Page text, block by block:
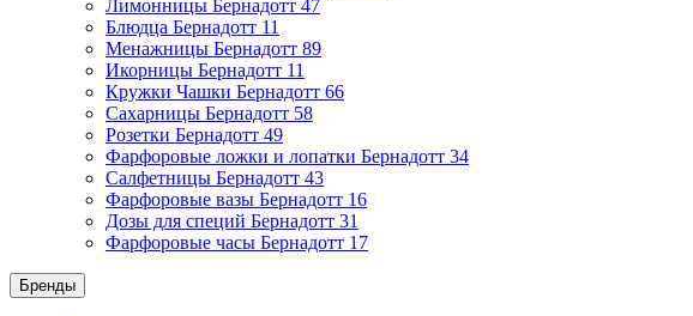
Лимонницы Бернадотт 47
Блюдца Бернадотт 11
Менажницы Бернадотт 89
Икорницы Бернадотт 11
Кружки Чашки Бернадотт 66
Сахарницы Бернадотт 58
Розетки Бернадотт 49
Фарфоровые ложки и лопатки Бернадотт 34
Салфетницы Бернадотт 43
Фарфоровые вазы Бернадотт 16
Дозы для специй Бернадотт 31
Фарфоровые часы Бернадотт 17
Бренды